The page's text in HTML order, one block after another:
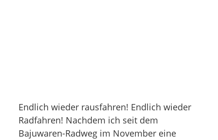
Endlich wieder rausfahren! Endlich wieder
Radfahren! Nachdem ich seit dem
Bajuwaren-Radweg im November eine